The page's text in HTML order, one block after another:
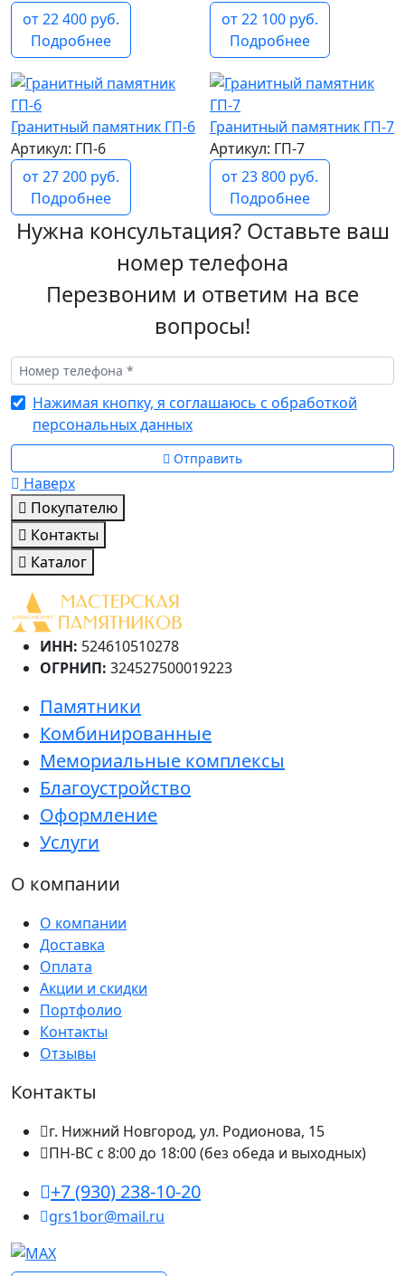
от 22 400 руб.
Подробнее
от 22 100 руб.
Подробнее
Гранитный памятник ГП-6
Артикул: ГП-6
от 27 200 руб.
Подробнее
Гранитный памятник ГП-7
Артикул: ГП-7
от 23 800 руб.
Подробнее
Нужна консультация? Оставьте ваш
номер телефона
Перезвоним и ответим на все
вопросы!
Нажимая кнопку, я соглашаюсь с обработкой
персональных данных
Отправить
Наверх
Покупателю
Контакты
Каталог
ИНН: 524610510278
ОГРНИП: 324527500019223
Памятники
Комбинированные
Мемориальные комплексы
Благоустройство
Оформление
Услуги
О компании
О компании
Доставка
Оплата
Акции и скидки
Портфолио
Контакты
Отзывы
Контакты
г. Нижний Новгород, ул. Родионова, 15
ПН-ВС с 8:00 до 18:00 (без обеда и выходных)
+7 (930) 238-10-20
grs1bor@mail.ru